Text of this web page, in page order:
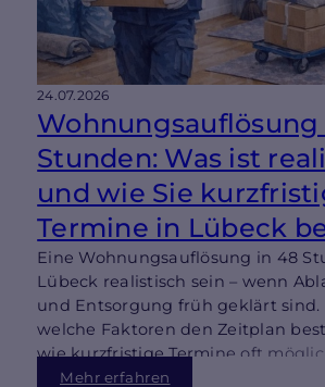
24.07.2026
Wohnungsauflösung
Stunden: Was ist
und wie Sie
Termine in Lübeck
Eine Wohnungsauflösung in 48
Lübeck realistisch sein – wenn
und Entsorgung früh geklärt sind.
welche Faktoren den Zeitplan
wie kurzfristige Termine oft
Mehr erfahren